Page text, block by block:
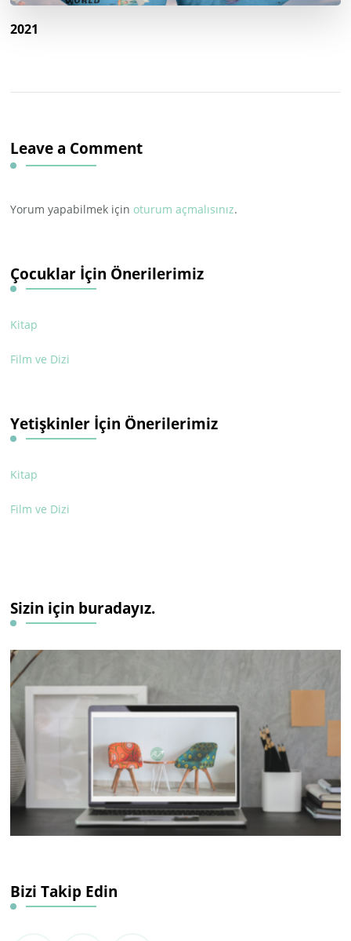
2021
Leave a Comment
Yorum yapabilmek için oturum açmalısınız.
Çocuklar İçin Önerilerimiz
Kitap
Film ve Dizi
Yetişkinler İçin Önerilerimiz
Kitap
Film ve Dizi
Sizin için buradayız.
Bizi Takip Edin